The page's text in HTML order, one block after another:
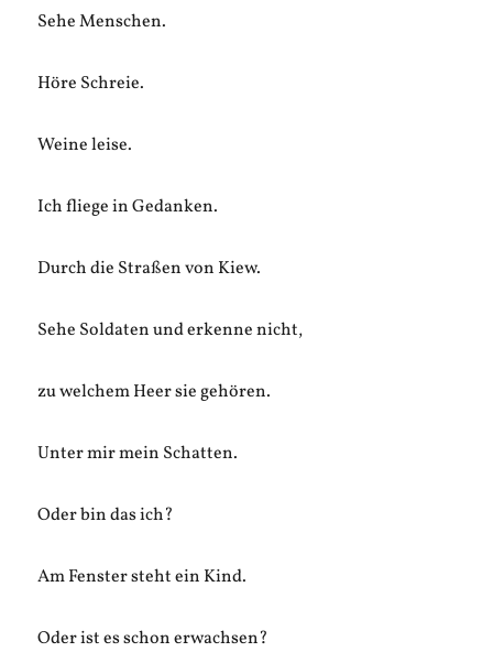
Sehe Menschen.
Höre Schreie.
Weine leise.
Ich fliege in Gedanken.
Durch die Straßen von Kiew.
Sehe Soldaten und erkenne nicht,
zu welchem Heer sie gehören.
Unter mir mein Schatten.
Oder bin das ich?
Am Fenster steht ein Kind.
Oder ist es schon erwachsen?